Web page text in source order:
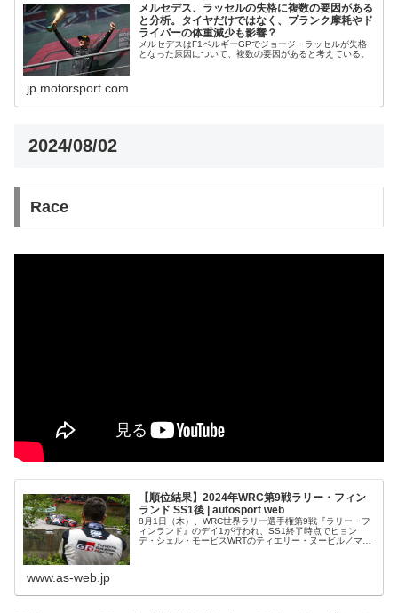
メルセデス、ラッセルの失格に複数の要因がある
と分析。タイヤだけではなく、プランク摩耗やド
ライバーの体重減少も影響？
メルセデスはF1ベルギーGPでジョージ・ラッセルが失格
となった原因について、複数の要因があると考えている。
jp.motorsport.com
2024/08/02
Race
【順位結果】2024年WRC第9戦ラリー・フィン
ランド SS1後 | autosport web
8月1日（木）、WRC世界ラリー選手権第9戦『ラリー・フ
ィンランド』のデイ1が行われ、SS1終了時点でヒョン
デ・シェル・モービスWRTのティエリー・ヌービル／マル
www.as-web.jp